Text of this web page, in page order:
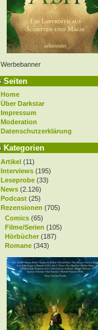
Werbebanner
Seiten
Home
Über Darkstar
Impressum
Moderation
Datenschutzerklärung
Kategorien
Artikel (11)
Interviews (195)
Leseprobe (33)
News (2.126)
Podcast (25)
Rezensionen (705)
Comics (65)
Filme/Serien (105)
Hörbücher (187)
Romane (343)